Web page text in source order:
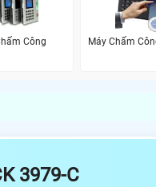
Công Máy Chấm
3979-C